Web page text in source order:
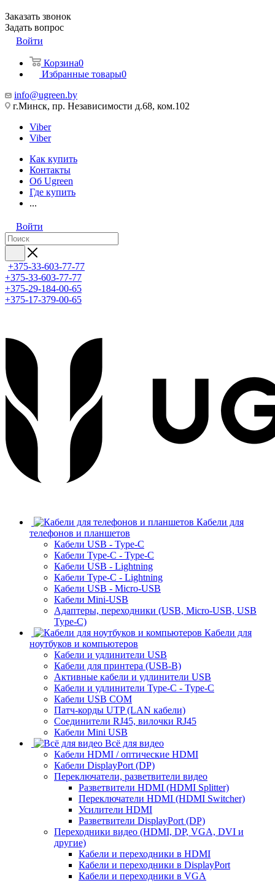
Заказать звонок
Задать вопрос
Войти
Корзина0
Избранные товары0
info@ugreen.by
г.Минск, пр. Независимости д.68, ком.102
Viber
Viber
Как купить
Контакты
Об Ugreen
Где купить
...
Войти
+375-33-603-77-77
+375-33-603-77-77
+375-29-184-00-65
+375-17-379-00-65
Кабели для
телефонов и планшетов
Кабели USB - Type-C
Кабели Type-C - Type-C
Кабели USB - Lightning
Кабели Type-C - Lightning
Кабели USB - Micro-USB
Кабели Mini-USB
Адаптеры, переходники (USB, Micro-USB, USB
Type-C)
Кабели для
ноутбуков и компьютеров
Кабели и удлинители USB
Кабели для принтера (USB-B)
Активные кабели и удлинители USB
Кабели и удлинители Type-C - Type-C
Кабели USB COM
Патч-корды UTP (LAN кабели)
Соединители RJ45, вилочки RJ45
Кабели Mini USB
Всё для видео
Кабели HDMI / оптические HDMI
Кабели DisplayPort (DP)
Переключатели, разветвители видео
Разветвители HDMI (HDMI Splitter)
Переключатели HDMI (HDMI Switcher)
Усилители HDMI
Разветвители DisplayPort (DP)
Переходники видео (HDMI, DP, VGA, DVI и
другие)
Кабели и переходники в HDMI
Кабели и переходники в DisplayPort
Кабели и переходники в VGA